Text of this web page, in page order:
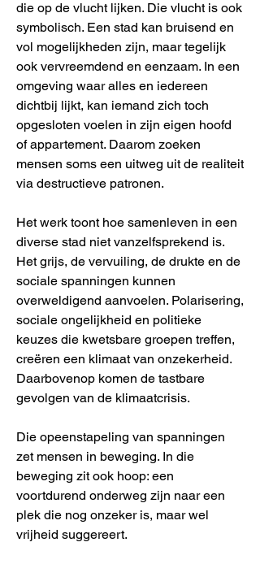
die op de vlucht lijken. Die vlucht is ook
symbolisch. Een stad kan bruisend en
vol mogelijkheden zijn, maar tegelijk
ook vervreemdend en eenzaam. In een
omgeving waar alles en iedereen
dichtbij lijkt, kan iemand zich toch
opgesloten voelen in zijn eigen hoofd
of appartement. Daarom zoeken
mensen soms een uitweg uit de realiteit
via destructieve patronen.
Het werk toont hoe samenleven in een
diverse stad niet vanzelfsprekend is.
Het grijs, de vervuiling, de drukte en de
sociale spanningen kunnen
overweldigend aanvoelen. Polarisering,
sociale ongelijkheid en politieke
keuzes die kwetsbare groepen treffen,
creëren een klimaat van onzekerheid.
Daarbovenop komen de tastbare
gevolgen van de klimaatcrisis.
Die opeenstapeling van spanningen
zet mensen in beweging. In die
beweging zit ook hoop: een
voortdurend onderweg zijn naar een
plek die nog onzeker is, maar wel
vrijheid suggereert.